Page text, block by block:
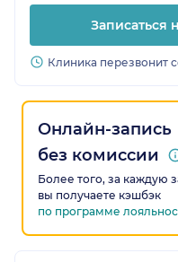
Записаться
Клиника перезвонит
Онлайн-запись
без комиссии
Более того, за каждую
вы получаете кэшбэк
по программе